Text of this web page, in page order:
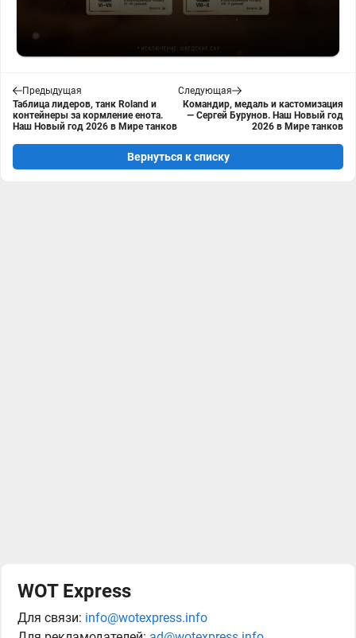
Предыдущая
Таблица лидеров, танк Roland и
контейнеры за кормление енота.
Наш Новый год 2026 в Мире танков
Следующая
Командир, медаль и кастомизация
— Сергей Бурунов. Наш Новый год
2026 в Мире танков
Вернуться к списку
WOT Express
Для связи: info@wotexpress.info